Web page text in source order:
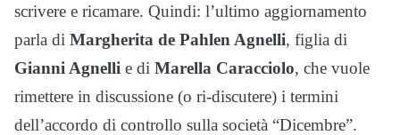
scrivere e ricamare. Quindi: l’ultimo aggiornamento
parla di Margherita de Pahlen Agnelli, figlia di
Gianni Agnelli e di Marella Caracciolo, che vuole
rimettere in discussione (o ri-discutere) i termini
dell’accordo di controllo sulla società “Dicembre”.